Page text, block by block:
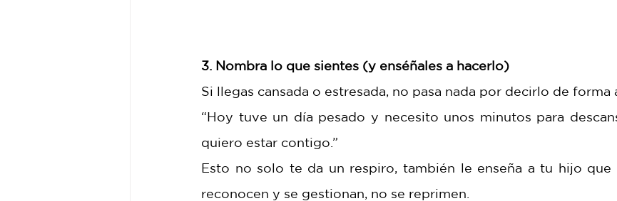
3. Nombra lo que sientes (y enséñales a hacerlo)
Si llegas cansada o estresada, no pasa nada por decirlo de forma
“Hoy tuve un día pesado y necesito unos minutos para
quiero estar contigo.”
Esto no solo te da un respiro, también le enseña a tu hijo que
reconocen y se gestionan, no se reprimen.